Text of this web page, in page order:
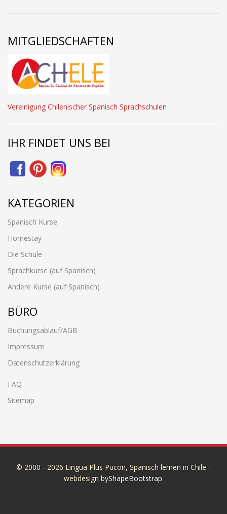
MITGLIEDSCHAFTEN
Vereinigung Chilenischer Spanisch Sprachschulen
IHR FINDET UNS BEI
KATEGORIEN
Spanisch Kurse
Homestay
Die Schule
Sprachkurse (auf Spanisch)
Andere Kurse (auf Spanisch)
BÜRO
Buchungsablauf/AGB
Impressum
Datenschutzerklärung
FAQ
Sitemap
© 2000 - 2026 Lingua Plus Pucon, Spanisch lernen in Chile -
webdesign byShapeBootstrap.